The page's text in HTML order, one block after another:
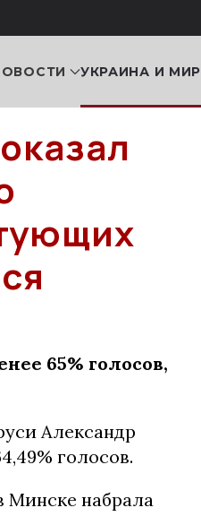
УКРАИНА И МИР
65% голосов,
Александр
голосов.
Минске набрала